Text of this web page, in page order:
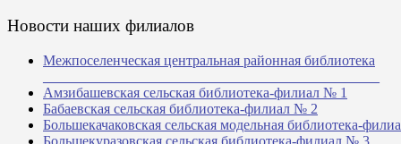
Новости наших филиалов
Межпоселенческая центральная районная библиотека
Амзибашевская сельская библиотека-филиал № 1
Бабаевская сельская библиотека-филиал № 2
Большекачаковская сельская модельная библиотека-